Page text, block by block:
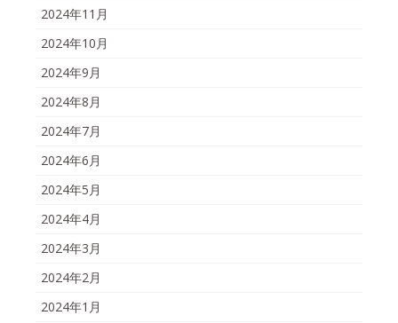
2024年11月
2024年10月
2024年9月
2024年8月
2024年7月
2024年6月
2024年5月
2024年4月
2024年3月
2024年2月
2024年1月